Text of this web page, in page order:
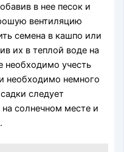
в нее песок и
вентиляцию
семена в кашпо или
их в теплой воде на
необходимо учесть
необходимо немного
следует
солнечном месте и